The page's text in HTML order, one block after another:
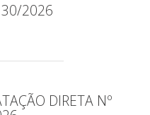
30/2026
DIRETA Nº